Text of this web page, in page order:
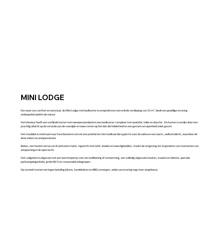
MINI LODGE
Een oase van comfort en eenvoud, de Mini Lodge met badkamer is verspreid over een enkele verdieping van 15 m², biedt een gezellige ervaring
ondergedompeld in de natuur.
Het interieur heeft een verfijnde kamer met tweepersoonsbed en een badkamer compleet met wastafel, toilet en douche. De kamer is verrijkt door een
prachtig uitzicht op de veranda aan de voorzijde en twee ramen op het dak die helderheid en een gevoel van openheid uniek geven.
Het meubilair is minimaal maar functioneel en omvat een praktische mini-koelkast die typisch is voor de suites en een warm, welkomstlicht, waardoor de
sfeer intiem en ontspannend is.
Buiten, een houten terras van 8 vierkante meter, ingericht met tafel, stoelen en twee ligbedden, maakt de omgeving om te genieten van momenten van
ontspanning in de open lucht.
Het Lodgetent is uitgerust met een warmtepomp voor airconditioning of verwarming, een volledig uitgeruste keuken, kussens en dekens, speciale
parkeergelegenheid, gratis Wi-Fi en consumptie inbegrepen.
Op verzoek kunnen we tegen betaling lakens, handdoeken en BBQ verzorgen, zodat uw ervaring nog meer zorgeloos is.